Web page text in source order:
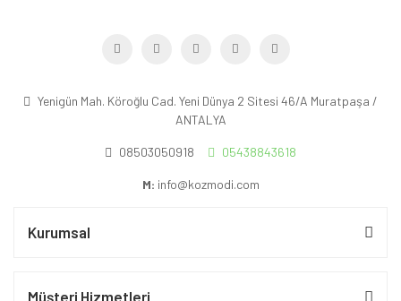
Yenigün Mah. Köroğlu Cad. Yeni Dünya 2 Sitesi 46/A Muratpaşa /
ANTALYA
08503050918 05438843618
M: info@kozmodi.com
Kurumsal
Müşteri Hizmetleri